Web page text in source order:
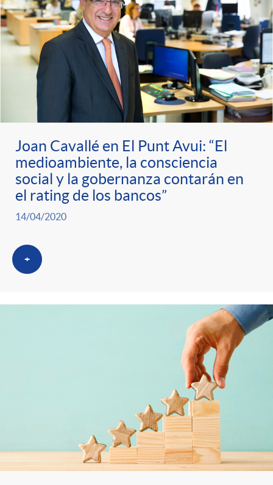
Joan Cavallé en El Punt Avui: “El
medioambiente, la consciencia
social y la gobernanza contarán en
el rating de los bancos”
14/04/2020
+